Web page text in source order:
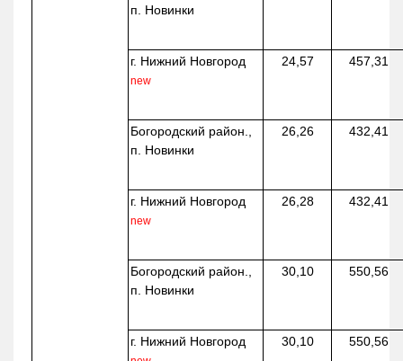
п. Новинки
г. Нижний Новгород
new
24,57 457,31
Богородский район.,
п. Новинки
26,26 432,41
г. Нижний Новгород
new
26,28 432,41
Богородский район.,
п. Новинки
30,10 550,56
г. Нижний Новгород 30,10 550,56